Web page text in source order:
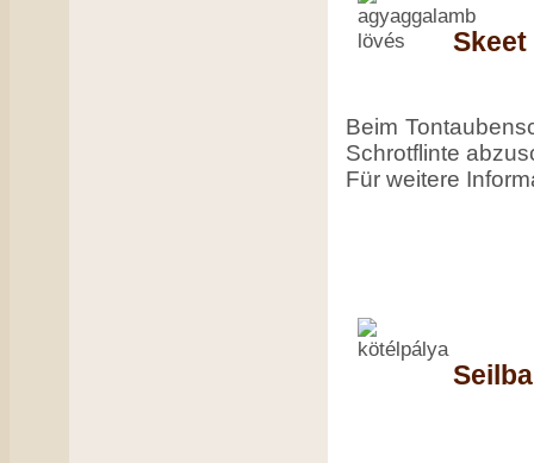
Beim
Schrotflinte
Für weitere